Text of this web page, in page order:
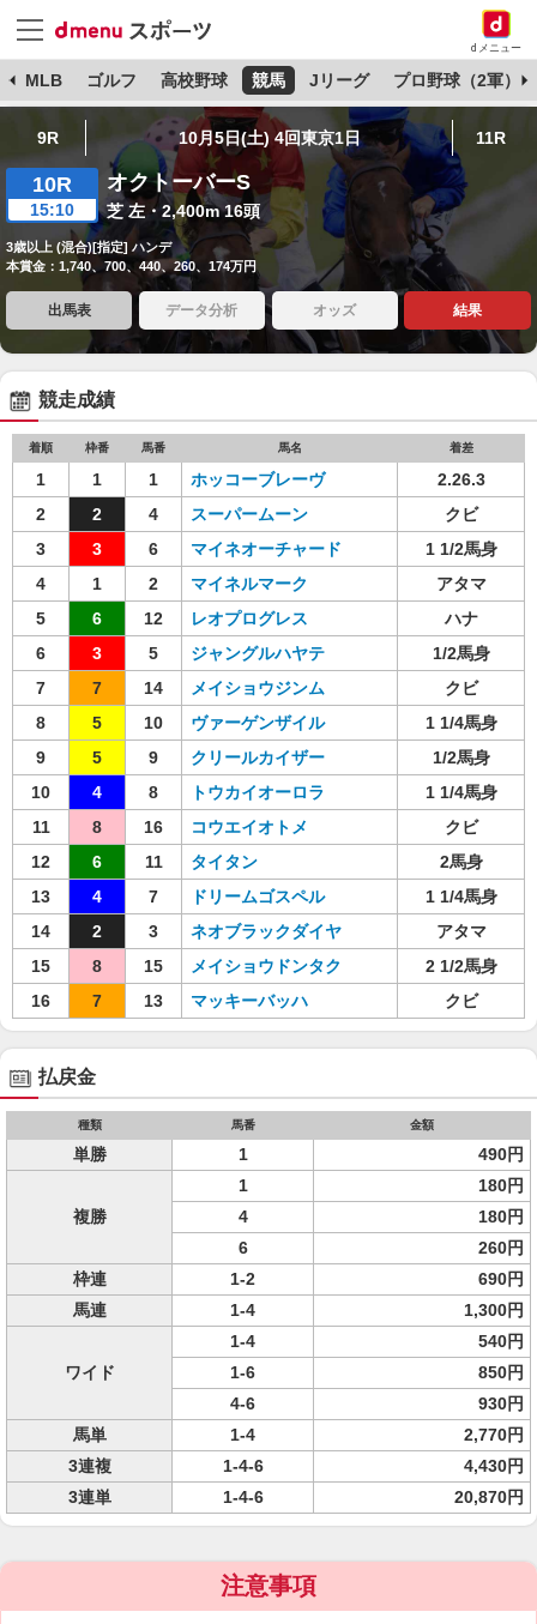
dメニュー
MLB ゴルフ 高校野球 競馬 Jリーグ プロ野球（2軍）
9R 10月5日(土) 4回東京1日 11R
10R
15:10
オクトーバーS
芝 左・2,400m 16頭
3歳以上 (混合)[指定] ハンデ
本賞金：1,740、700、440、260、174万円
出馬表 データ分析 オッズ 結果
競走成績
着順 枠番 馬番 馬名 着差
1 1 1 ホッコーブレーヴ
2.26.3
2
2 4 スーパームーン
クビ
3
3 6 マイネオーチャード
1 1/2馬身
4
1 2 マイネルマーク
アタマ
5
6 12 レオプログレス
ハナ
6
3 5 ジャングルハヤテ
1/2馬身
7
7 14 メイショウジンム
クビ
8
5 10 ヴァーゲンザイル
1 1/4馬身
9
5 9 クリールカイザー
1/2馬身
10
4 8 トウカイオーロラ
1 1/4馬身
11
8 16 コウエイオトメ
クビ
12
6 11 タイタン
2馬身
13
4 7 ドリームゴスペル
1 1/4馬身
14
2 3 ネオブラックダイヤ
アタマ
15
8 15 メイショウドンタク
2 1/2馬身
16
7 13 マッキーバッハ クビ
払戻金
種類 馬番 金額
単勝 1 490円
複勝
1
180円
4
180円
6
260円
枠連
1-2
690円
馬連
1-4 1,300円
ワイド
1-4
540円
1-6
850円
4-6
930円
馬単
1-4
2,770円
3連複
1-4-6
4,430円
3連単
1-4-6 20,870円
注意事項